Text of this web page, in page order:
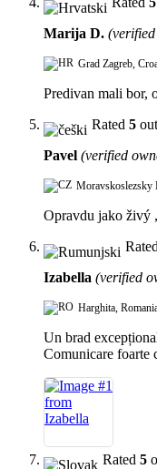
Marija D.
Grad Zagreb,
Predivan mali bor,
Rated 5
Pavel (verified
Moravskoslezsky
Opravdu jako živý
Rated
Izabella (verified
Harghita,
Un brad
Comunicare foarte
Rated 5